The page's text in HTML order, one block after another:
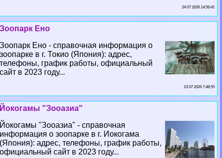
24 07 2026 14:56:41
Зоопарк Ено
Зоопарк Ено - справочная информация о
зоопарке в г. Токио (Япония): адрес,
телефоны, график работы, официальный
сайт в 2023 году...
23 07 2026 7:48:55
Йокогамы "Зооазиа"
Йокогамы "Зооазиа" - справочная
информация о зоопарке в г. Иокогама
(Япония): адрес, телефоны, график работы,
официальный сайт в 2023 году...